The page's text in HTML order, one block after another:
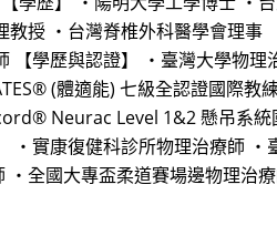
授 ・台灣脊椎外科醫學會理
學歷與認證】 ・臺灣大學物
(體適能) 七級全認證國
Neurac Level 1&2 懸吊系
・實康復健科診所物理治療師
全國大專盃柔道賽場邊物理治療